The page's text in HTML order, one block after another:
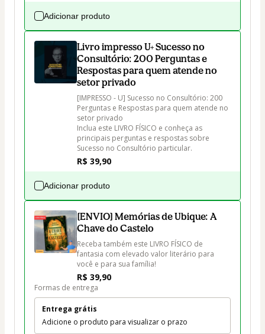
Adicionar produto
Livro impresso U+ Sucesso no
Consultório: 200 Perguntas e
Respostas para quem atende no
setor privado
[IMPRESSO - U] Sucesso no Consultório: 200
Perguntas e Respostas para quem atende no
setor privado
Inclua este LIVRO FÍSICO e conheça as
principais perguntas e respostas sobre
Sucesso no Consultório particular.
R$ 39,90
Adicionar produto
[ENVIO] Memórias de Ubique: A
Chave do Castelo
Receba também este LIVRO FÍSICO de
fantasia com elevado valor literário para
você e para sua família!
R$ 39,90
Formas de entrega
Entrega grátis
Adicione o produto para visualizar o prazo